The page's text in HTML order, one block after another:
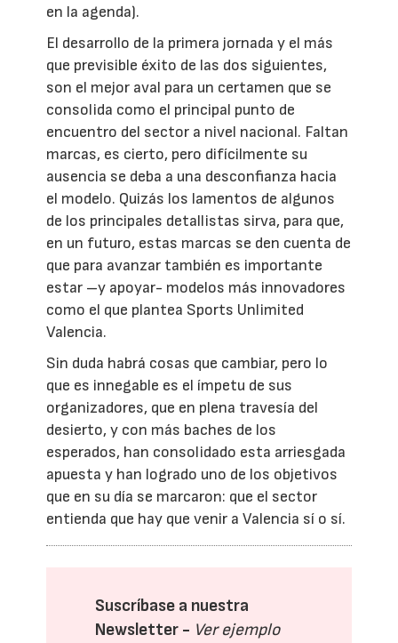
en la agenda).
El desarrollo de la primera jornada y el más
que previsible éxito de las dos siguientes,
son el mejor aval para un certamen que se
consolida como el principal punto de
encuentro del sector a nivel nacional. Faltan
marcas, es cierto, pero difícilmente su
ausencia se deba a una desconfianza hacia
el modelo. Quizás los lamentos de algunos
de los principales detallistas sirva, para que,
en un futuro, estas marcas se den cuenta de
que para avanzar también es importante
estar –y apoyar- modelos más innovadores
como el que plantea Sports Unlimited
Valencia.
Sin duda habrá cosas que cambiar, pero lo
que es innegable es el ímpetu de sus
organizadores, que en plena travesía del
desierto, y con más baches de los
esperados, han consolidado esta arriesgada
apuesta y han logrado uno de los objetivos
que en su día se marcaron: que el sector
entienda que hay que venir a Valencia sí o sí.
Suscríbase a nuestra
Newsletter - Ver ejemplo